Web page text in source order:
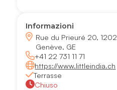
Informazioni
Rue du Prieuré 20, 1202
Genève, GE
+41 22 731 11 71
https://www.littleindia.ch
Terrasse
Chiuso